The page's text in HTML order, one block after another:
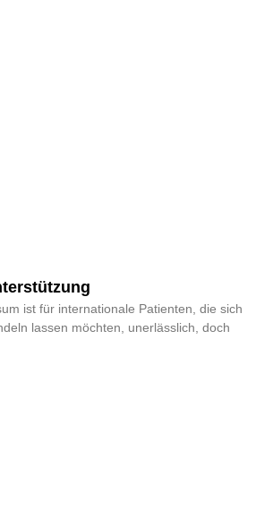
ist für internationale Patienten, die sich
lassen möchten, unerlässlich, doch